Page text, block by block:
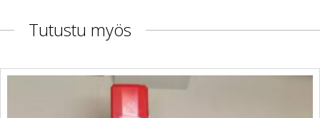
Tutustu myös